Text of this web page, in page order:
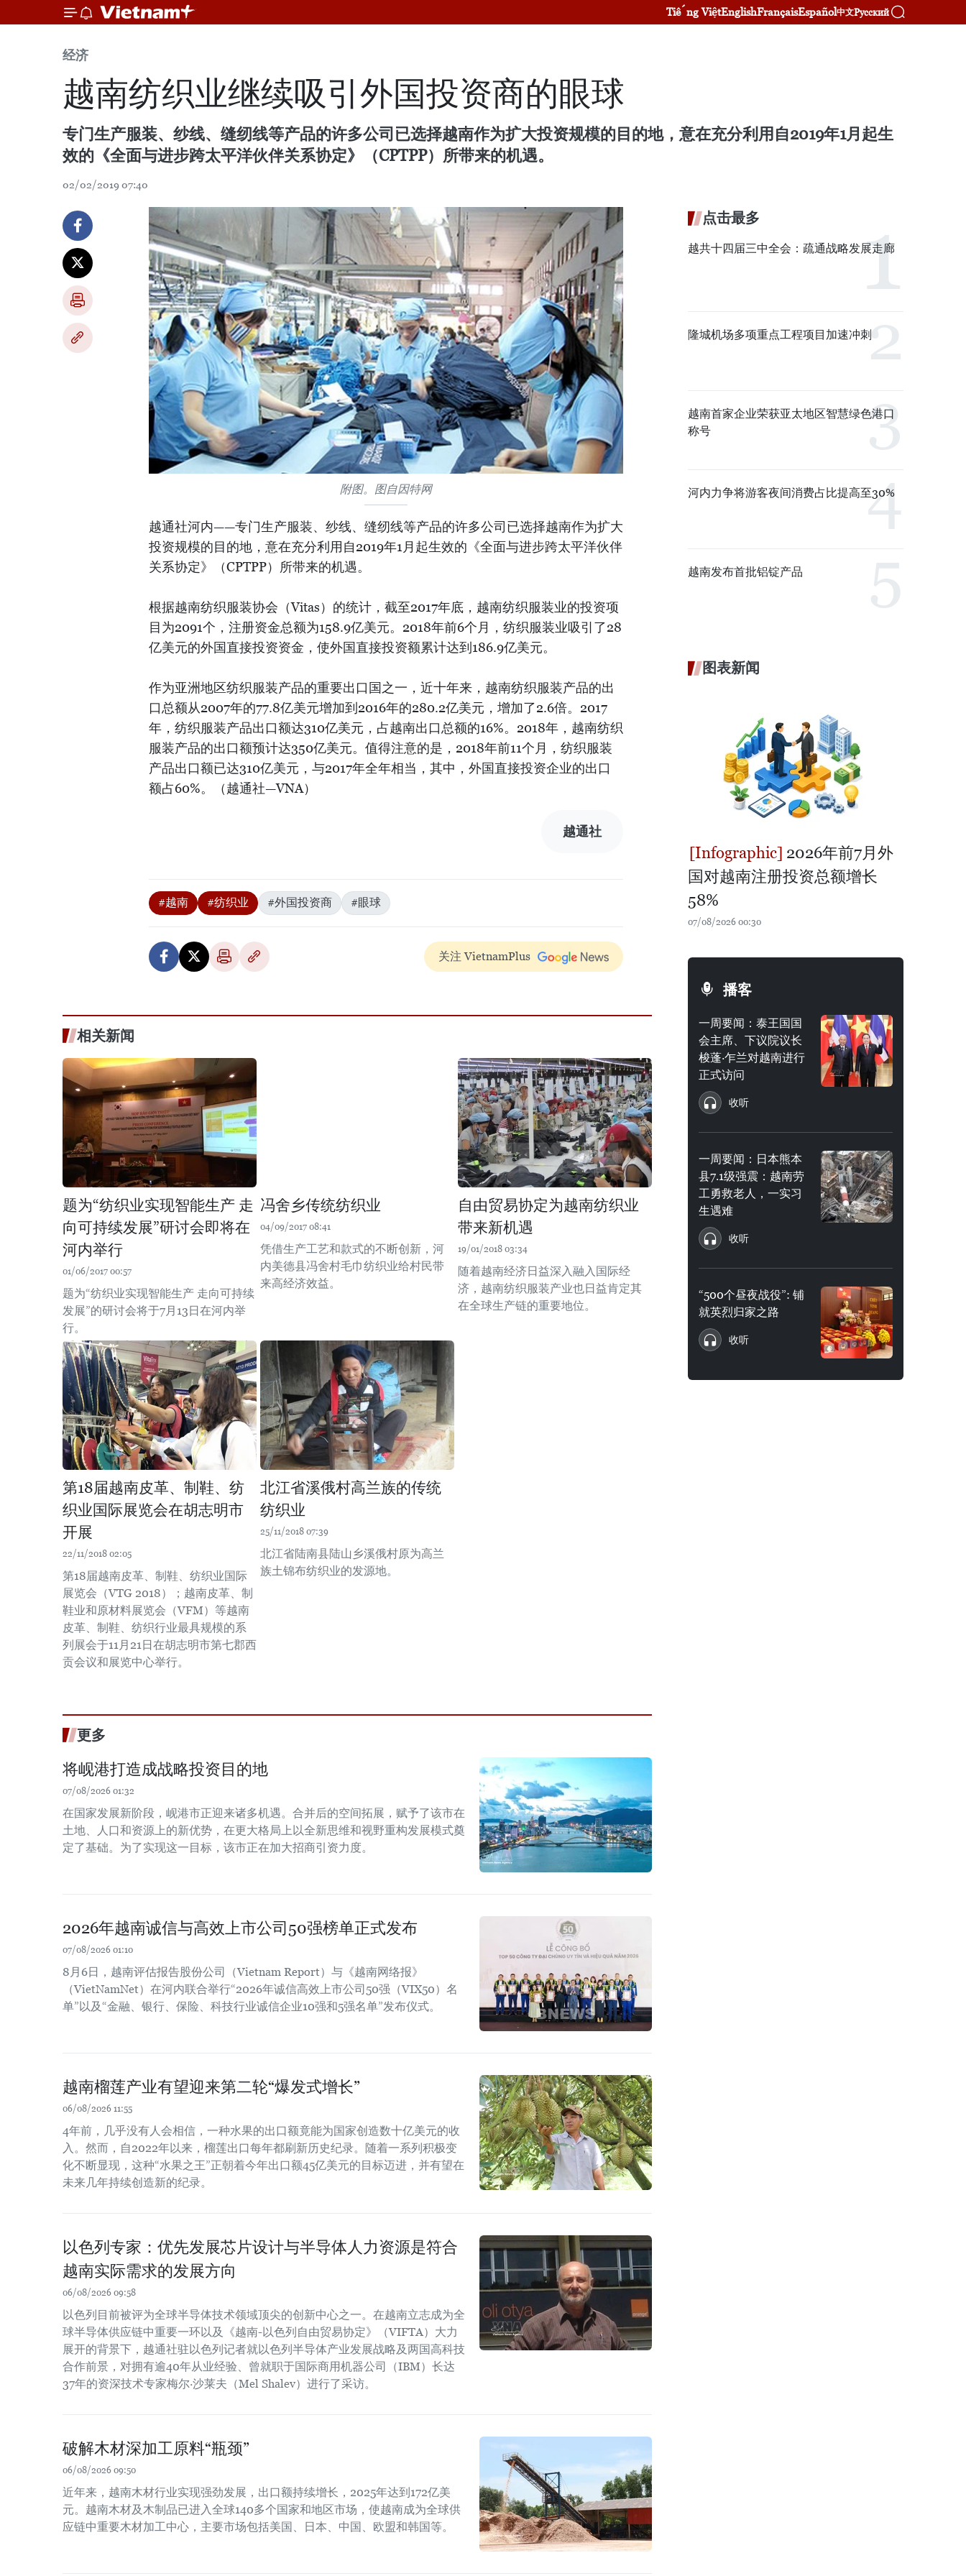
Tiếng ViệtEnglishFrançaisEspañol中文Русский
经济
越南纺织业继续吸引外国投资商的眼球
专门生产服装、纱线、缝纫线等产品的许多公司已选择越南作为扩大投资规模的目的地，意在充分利用自2019年1月起生
效的《全面与进步跨太平洋伙伴关系协定》（CPTPP）所带来的机遇。
02/02/2019 07:40
附图。图自因特网
越通社河内——专门生产服装、纱线、缝纫线等产品的许多公司已选择越南作为扩大
投资规模的目的地，意在充分利用自2019年1月起生效的《全面与进步跨太平洋伙伴
关系协定》（CPTPP）所带来的机遇。
根据越南纺织服装协会（Vitas）的统计，截至2017年底，越南纺织服装业的投资项
目为2091个，注册资金总额为158.9亿美元。2018年前6个月，纺织服装业吸引了28
亿美元的外国直接投资资金，使外国直接投资额累计达到186.9亿美元。
作为亚洲地区纺织服装产品的重要出口国之一，近十年来，越南纺织服装产品的出
口总额从2007年的77.8亿美元增加到2016年的280.2亿美元，增加了2.6倍。2017
年，纺织服装产品出口额达310亿美元，占越南出口总额的16%。2018年，越南纺织
服装产品的出口额预计达350亿美元。值得注意的是，2018年前11个月，纺织服装
产品出口额已达310亿美元，与2017年全年相当，其中，外国直接投资企业的出口
额占60%。（越通社—VNA）
越通社
#越南 #纺织业 #外国投资商 #眼球
关注 VietnamPlus
相关新闻
题为“纺织业实现智能生产 走
向可持续发展”研讨会即将在
河内举行
01/06/2017 00:57
题为“纺织业实现智能生产 走向可持续
发展”的研讨会将于7月13日在河内举
行。
冯舍乡传统纺织业
04/09/2017 08:41
凭借生产工艺和款式的不断创新，河
内美德县冯舍村毛巾纺织业给村民带
来高经济效益。
自由贸易协定为越南纺织业
带来新机遇
19/01/2018 03:34
随着越南经济日益深入融入国际经
济，越南纺织服装产业也日益肯定其
在全球生产链的重要地位。
第18届越南皮革、制鞋、纺
织业国际展览会在胡志明市
开展
22/11/2018 02:05
第18届越南皮革、制鞋、纺织业国际
展览会（VTG 2018）；越南皮革、制
鞋业和原材料展览会（VFM）等越南
皮革、制鞋、纺织行业最具规模的系
列展会于11月21日在胡志明市第七郡西
贡会议和展览中心举行。
北江省溪俄村高兰族的传统
纺织业
25/11/2018 07:39
北江省陆南县陆山乡溪俄村原为高兰
族土锦布纺织业的发源地。
更多
将岘港打造成战略投资目的地
07/08/2026 01:32
在国家发展新阶段，岘港市正迎来诸多机遇。合并后的空间拓展，赋予了该市在
土地、人口和资源上的新优势，在更大格局上以全新思维和视野重构发展模式奠
定了基础。为了实现这一目标，该市正在加大招商引资力度。
2026年越南诚信与高效上市公司50强榜单正式发布
07/08/2026 01:10
8月6日，越南评估报告股份公司（Vietnam Report）与《越南网络报》
（VietNamNet）在河内联合举行“2026年诚信高效上市公司50强（VIX50）名
单”以及“金融、银行、保险、科技行业诚信企业10强和5强名单”发布仪式。
越南榴莲产业有望迎来第二轮“爆发式增长”
06/08/2026 11:55
4年前，几乎没有人会相信，一种水果的出口额竟能为国家创造数十亿美元的收
入。然而，自2022年以来，榴莲出口每年都刷新历史纪录。随着一系列积极变
化不断显现，这种“水果之王”正朝着今年出口额45亿美元的目标迈进，并有望在
未来几年持续创造新的纪录。
以色列专家：优先发展芯片设计与半导体人力资源是符合
越南实际需求的发展方向
06/08/2026 09:58
以色列目前被评为全球半导体技术领域顶尖的创新中心之一。在越南立志成为全
球半导体供应链中重要一环以及《越南-以色列自由贸易协定》（VIFTA）大力
展开的背景下，越通社驻以色列记者就以色列半导体产业发展战略及两国高科技
合作前景，对拥有逾40年从业经验、曾就职于国际商用机器公司（IBM）长达
37年的资深技术专家梅尔·沙莱夫（Mel Shalev）进行了采访。
破解木材深加工原料“瓶颈”
06/08/2026 09:50
近年来，越南木材行业实现强劲发展，出口额持续增长，2025年达到172亿美
元。越南木材及木制品已进入全球140多个国家和地区市场，使越南成为全球供
应链中重要木材加工中心，主要市场包括美国、日本、中国、欧盟和韩国等。
点击最多
越共十四届三中全会：疏通战略发展走廊
隆城机场多项重点工程项目加速冲刺
越南首家企业荣获亚太地区智慧绿色港口
称号
河内力争将游客夜间消费占比提高至30%
越南发布首批铝锭产品
图表新闻
2026年前7月外
国对越南注册投资总额增长
58%
07/08/2026 00:30
播客
一周要闻：泰王国国
会主席、下议院议长
梭蓬·乍兰对越南进行
正式访问
收听
一周要闻：日本熊本
县7.1级强震：越南劳
工勇救老人，一实习
生遇难
收听
“500个昼夜战役”: 铺
就英烈归家之路
收听